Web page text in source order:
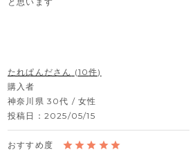
たれぱんだ
10
購入者
神奈川県 30代
女性
投稿日
2025/05/15